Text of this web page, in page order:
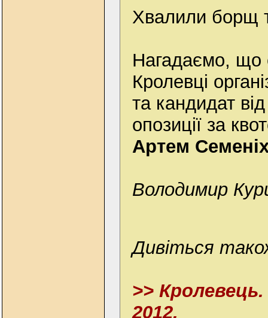
Хвалили борщ
Нагадаємо, що
Кролевці
та кандидат
опозиції за
Артем
Володимир
Дивіться
>>
2012.